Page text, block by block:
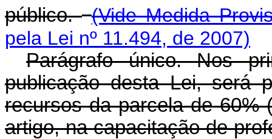
público. (Vide Medida
pela Lei nº 11.494, de 2007)
Parágrafo único. Nos
publicação desta Lei, será
recursos da parcela de 60%
artigo, na capacitação de